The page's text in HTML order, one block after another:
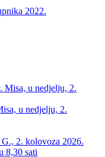
2022.
u nedjelju, 2.